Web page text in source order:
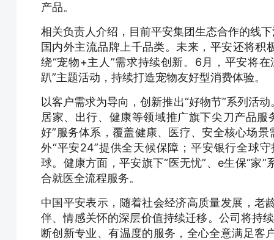
产品。
相关负责人介绍，目前平安集团生态合作的线
国内外主流品牌上千品类。未来，平安还将积
绕“宠物+主人”需求持续创新。6月，平安将
趴”主题活动，持续打造宠物友好型消费体验。
以客户需求为导向，创新推出“好物节”系列活
居家、出行、健康等领域推广旗下尖刀产品
好”服务体系，覆盖健康、医疗、安全核心场
外“平安24”提供全天候保障；平安银行全球
球。健康方面，平安旗下“医无忧”、e生保“家
合就医全流程服务。
中国平安表示，随着社会经济高质量发展，老
伴、情感关怀的深层价值持续迁移。公司将持
断创新专业、有温度的服务，全心全意满足客